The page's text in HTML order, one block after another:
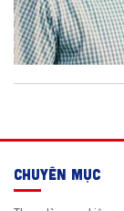
CHUYÊN MỤC